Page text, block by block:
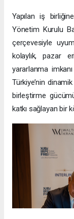
Yapılan iş
Yönetim Kurulu
çerçevesiyle
kolaylık, pazar
yararlanma
Türkiye’nin
birleştirme
katkı sağlayan bir